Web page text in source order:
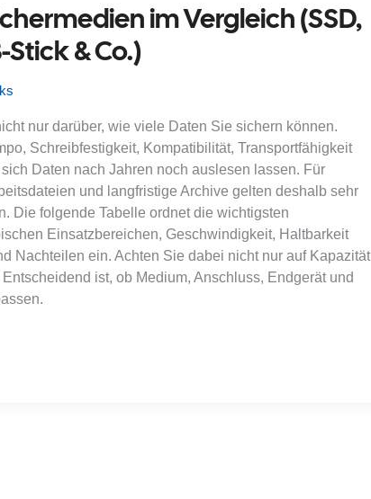
im Vergleich (SSD,
Stick & Co.)
nur darüber, wie viele Daten Sie sichern können.
Schreibfestigkeit, Kompatibilität, Transportfähigkeit
Daten nach Jahren noch auslesen lassen. Für
und langfristige Archive gelten deshalb sehr
Die folgende Tabelle ordnet die wichtigsten
Einsatzbereichen, Geschwindigkeit, Haltbarkeit
Nachteilen ein. Achten Sie dabei nicht nur auf Kapazität
ist, ob Medium, Anschluss, Endgerät und